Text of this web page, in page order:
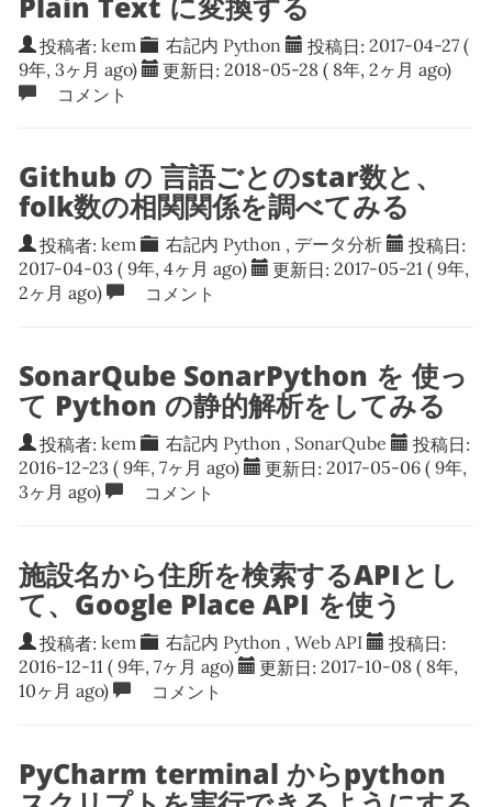
投稿者: kem 右記内 Python 投稿日: 2017-04-27(
9年, 3ヶ月 ago)
更新日: 2018-05-28 ( 8年, 2ヶ月 ago)
コメント
Github の 言語ごとのstar数と、
folk数の相関関係を調べてみる
投稿者: kem 右記内 Python , データ分析 投稿日:
2017-04-03 ( 9年, 4ヶ月 ago) 更新日: 2017-05-21 ( 9年,
2ヶ月 ago)
コメント
SonarQube SonarPython を 使っ
て Python の静的解析をしてみる
投稿者: kem 右記内 Python , SonarQube 投稿日:
2016-12-23 ( 9年, 7ヶ月 ago) 更新日: 2017-05-06 ( 9年,
3ヶ月 ago)
コメント
施設名から住所を検索するAPIとし
て、Google Place API を使う
投稿者: kem 右記内 Python ,Web API 投稿日:
2016-12-11 ( 9年, 7ヶ月 ago) 更新日: 2017-10-08 ( 8年,
10ヶ月 ago)
コメント
PyCharm terminal からpython